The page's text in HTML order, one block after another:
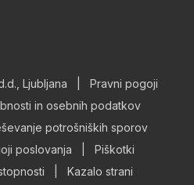
Ljubljana
Pravni pogoji
in osebnih podatkov
potrošniških sporov
poslovanja
Piškotki
Kazalo strani